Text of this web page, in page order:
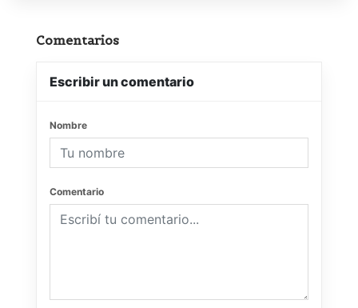
Comentarios
Escribir un comentario
Nombre
Comentario